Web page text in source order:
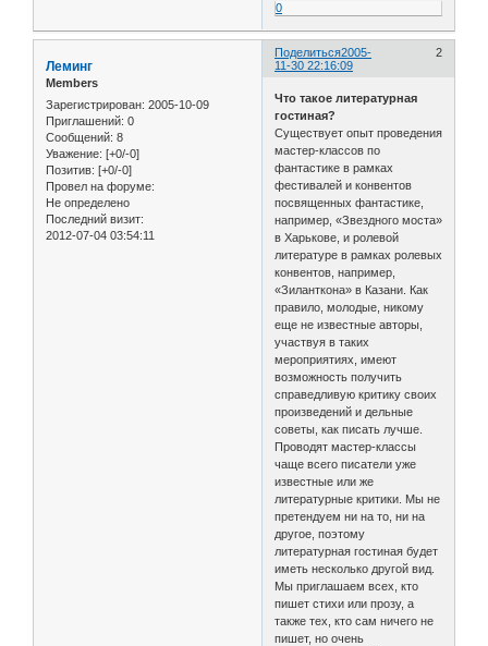
0
Поделиться 2
2005-
11-30 22:16:09
Леминг
Members
Зарегистрирован: 2005-10-09
Приглашений: 0
Сообщений: 8
Уважение: [+0/-0]
Позитив: [+0/-0]
Провел на форуме:
Не определено
Последний визит:
2012-07-04 03:54:11
Что такое литературная
гостиная?
Существует опыт проведения
мастер-классов по
фантастике в рамках
фестивалей и конвентов
посвященных фантастике,
например, «Звездного моста»
в Харькове, и ролевой
литературе в рамках ролевых
конвентов, например,
«Зиланткона» в Казани. Как
правило, молодые, никому
еще не известные авторы,
участвуя в таких
мероприятиях, имеют
возможность получить
справедливую критику своих
произведений и дельные
советы, как писать лучше.
Проводят мастер-классы
чаще всего писатели уже
известные или же
литературные критики. Мы не
претендуем ни на то, ни на
другое, поэтому
литературная гостиная будет
иметь несколько другой вид.
Мы приглашаем всех, кто
пишет стихи или прозу, а
также тех, кто сам ничего не
пишет, но очень